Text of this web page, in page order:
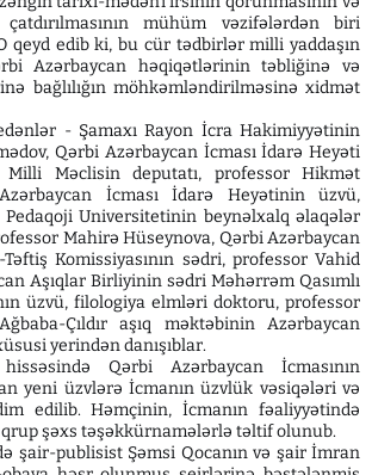
mühüm vəzifələrdən biri
qeyd edib ki, bu cür tədbirlər milli yaddaşın
Azərbaycan həqiqətlərinin təbliğinə və
bağlılığın möhkəmləndirilməsinə xidmət
- Şamaxı Rayon İcra Hakimiyyətinin
Qərbi Azərbaycan İcması İdarə Heyəti
Məclisin deputatı, professor Hikmət
İcması İdarə Heyətinin üzvü,
Pedaqoji Universitetinin beynəlxalq əlaqələr
Mahirə Hüseynova, Qərbi Azərbaycan
Təftiş Komissiyasının sədri, professor Vahid
Aşıqlar Birliyinin sədri Məhərrəm Qasımlı
üzvü, filologiya elmləri doktoru, professor
Çıldır aşıq məktəbinin Azərbaycan
yerindən danışıblar.
Qərbi Azərbaycan İcmasının
yeni üzvlərə İcmanın üzvlük vəsiqələri və
edilib. Həmçinin, İcmanın fəaliyyətində
şəxs təşəkkürnamələrlə təltif olunub.
şair-publisist Şəmsi Qocanın və şair İmran